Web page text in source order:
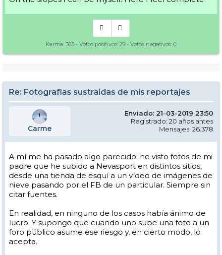
Karma: 365 - Votos positivos: 29 - Votos negativos: 0
Re: Fotografías sustraidas de mis reportajes
Carme
Enviado: 21-03-2019 23:50
Registrado: 20 años antes
Mensajes: 26.378
A mí me ha pasado algo parecido: he visto fotos de mi
padre que he subido a Nevasport en distintos sitios,
desde una tienda de esquí a un vídeo de imágenes de
nieve pasando por el FB de un particular. Siempre sin
citar fuentes.
En realidad, en ninguno de los casos había ánimo de
lucro. Y supongo que cuando uno sube una foto a un
foro público asume ese riesgo y, en cierto modo, lo
acepta.